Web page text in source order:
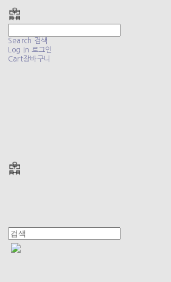
Search 검색
Log In 로그인
Cart장바구니